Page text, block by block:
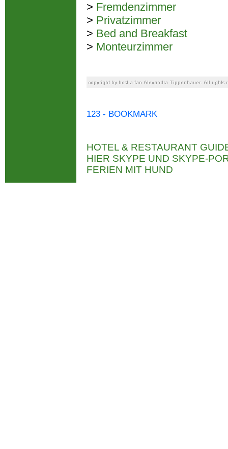
> Fremdenzimmer
> Privatzimmer
> Bed and Breakfast
> Monteurzimmer
123 - BOOKMARK
HOTEL & RESTAURANT
HIER SKYPE UND SKYPE-
FERIEN MIT HUND